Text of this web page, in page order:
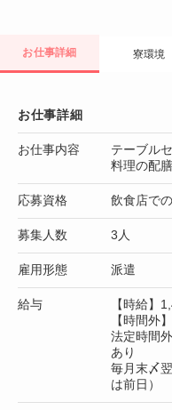
お仕事詳細 寮環境
お仕事詳細
お仕事内容
テーブル
料理の配
応募資格 飲食店で
募集人数 3人
雇用形態 派遣
給与
【時給】
【時間外
法定時間
あり
毎月末〆
は前日）